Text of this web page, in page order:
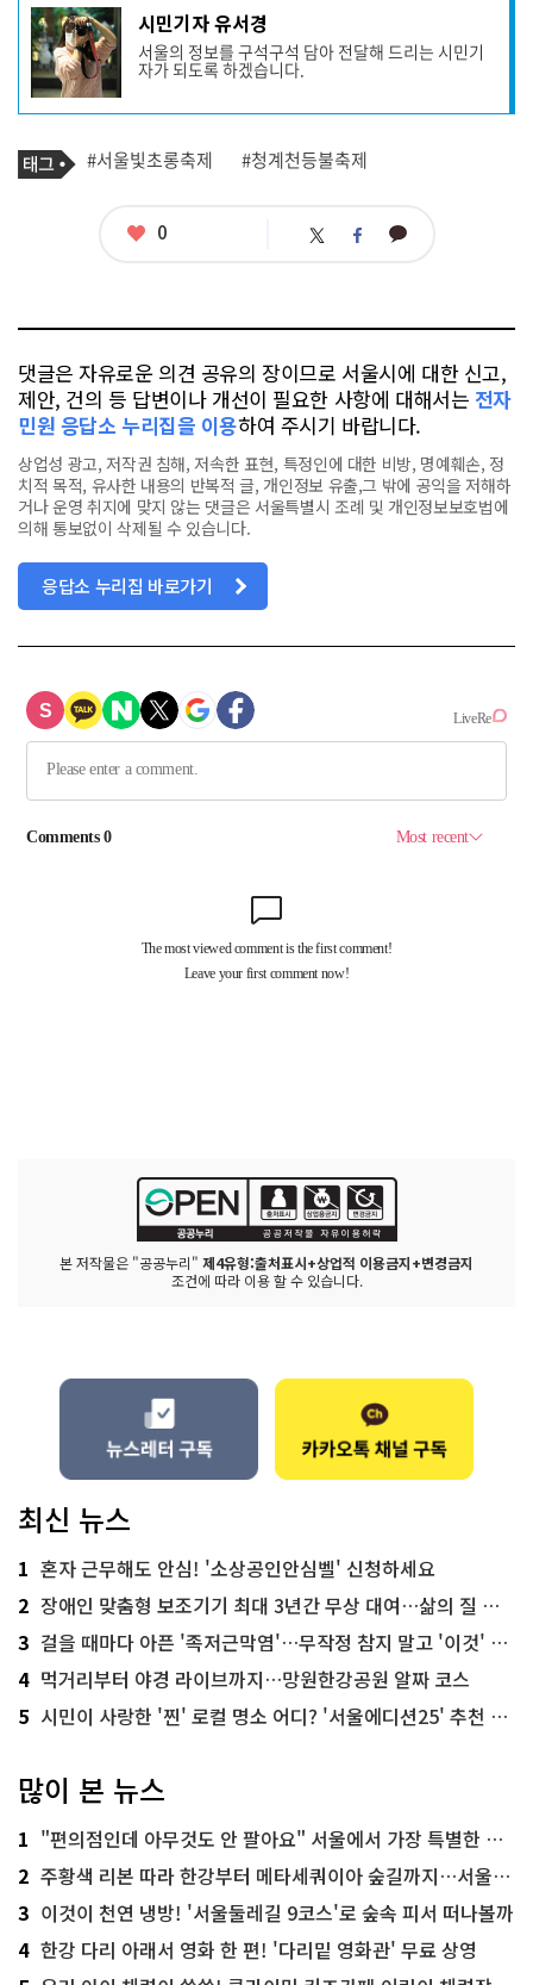
기
사
작
성
자
프
필
시민기자 유서경
서울의 정보를 구석구석 담아 전달해 드리는 시민기
자가 되도록 하겠습니다.
기
사
태
그
#서울빛초롱축제 #청계천등불축제
좋
0 트 페 카
댓글은 자유로운 의견 공유의 장이므로 서울시에 대한 신고,
제안, 건의 등 답변이나 개선이 필요한 사항에 대해서는 전자
민원 응답소 누리집을 이용하여 주시기 바랍니다.
상업성 광고, 저작권 침해, 저속한 표현, 특정인에 대한 비방, 명예훼손, 정
치적 목적, 유사한 내용의 반복적 글, 개인정보 유출,그 밖에 공익을 저해하
거나 운영 취지에 맞지 않는 댓글은 서울특별시 조례 및 개인정보보호법에
의해 통보없이 삭제될 수 있습니다.
응답소 누리집 바로가기
본 저작물은 "공공누리" 제4유형:출처표시+상업적 이용금지+변경금지
조건에 따라 이용 할 수 있습니다.
최신 뉴스
1 혼자 근무해도 안심! '소상공인안심벨' 신청하세요
2 장애인 맞춤형 보조기기 최대 3년간 무상 대여…삶의 질 높인다
3 걸을 때마다 아픈 '족저근막염'…무작정 참지 말고 '이것' 해보세요!
4 먹거리부터 야경 라이브까지…망원한강공원 알짜 코스
5 시민이 사랑한 '찐' 로컬 명소 어디? '서울에디션25' 추천 코스
많이 본 뉴스
1 "편의점인데 아무것도 안 팔아요" 서울에서 가장 특별한 편의점의 정체
2 주황색 리본 따라 한강부터 메타세쿼이아 숲길까지…서울둘레길 15코스
3 이것이 천연 냉방! '서울둘레길 9코스'로 숲속 피서 떠나볼까
4 한강 다리 아래서 영화 한 편! '다리밑 영화관' 무료 상영